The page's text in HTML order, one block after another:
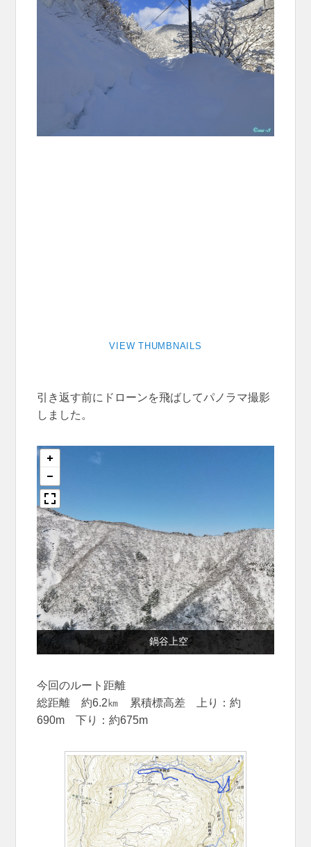
VIEW THUMBNAILS
引き返す前にドローンを飛ばしてパノラマ撮影
しました。
鍋谷上空
今回のルート距離
総距離 約6.2㎞ 累積標高差 上り：約
690m 下り：約675m